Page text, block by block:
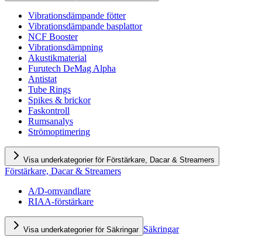
Vibrationsdämpande fötter
Vibrationsdämpande basplattor
NCF Booster
Vibrationsdämpning
Akustikmaterial
Furutech DeMag Alpha
Antistat
Tube Rings
Spikes & brickor
Faskontroll
Rumsanalys
Strömoptimering
Visa underkategorier för Förstärkare, Dacar & Streamers
Förstärkare, Dacar & Streamers
A/D-omvandlare
RIAA-förstärkare
Visa underkategorier för Säkringar Säkringar